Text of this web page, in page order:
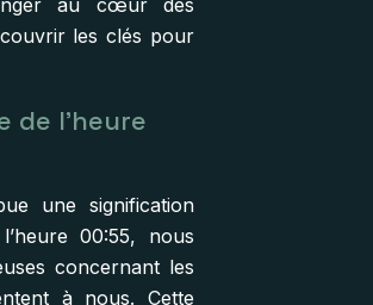
au cœur des
les clés pour
de l’heure
une signification
00:55, nous
concernant les
à nous. Cette